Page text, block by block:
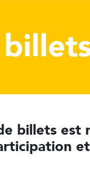
billets